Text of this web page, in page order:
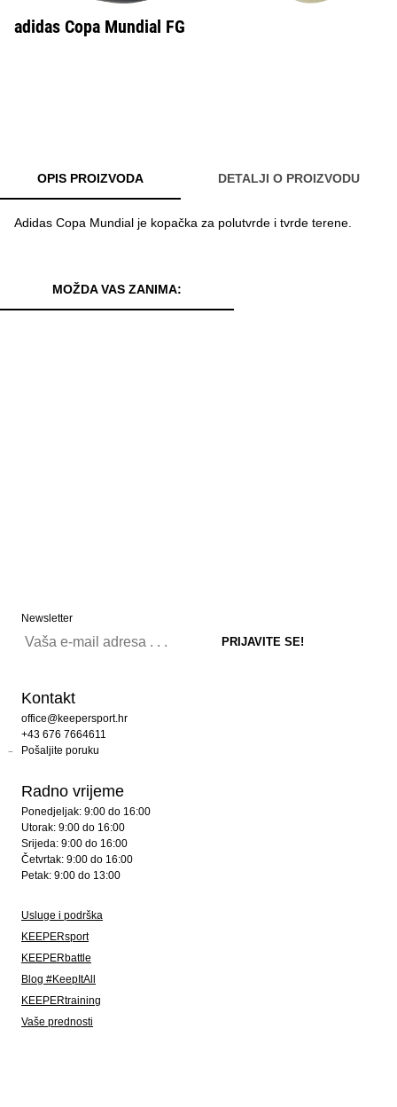
adidas Copa Mundial FG
OPIS PROIZVODA DETALJI O PROIZVODU
Adidas Copa Mundial je kopačka za polutvrde i tvrde terene.
MOŽDA VAS ZANIMA:
Newsletter
Kontakt
office@keepersport.hr
+43 676 7664611
Pošaljite poruku
Radno vrijeme
Ponedjeljak: 9:00 do 16:00
Utorak: 9:00 do 16:00
Srijeda: 9:00 do 16:00
Četvrtak: 9:00 do 16:00
Petak: 9:00 do 13:00
Usluge i podrška
KEEPERsport
KEEPERbattle
Blog #KeepItAll
KEEPERtraining
Vaše prednosti